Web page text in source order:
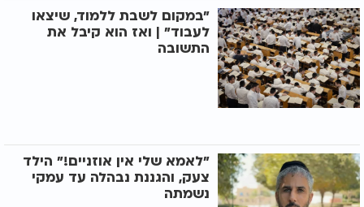
"במקום לשבת ללמוד, שיצאו
לעבוד" | ואז הוא קיבל את
התשובה
"לאמא שלי אין אוזניים!" הילד
צעק, והגננת נבהלה עד עמקי
נשמתה